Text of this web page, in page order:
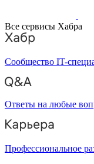
Все сервисы Хабра
Сообщество IT-
Ответы на любые
Профессиональное